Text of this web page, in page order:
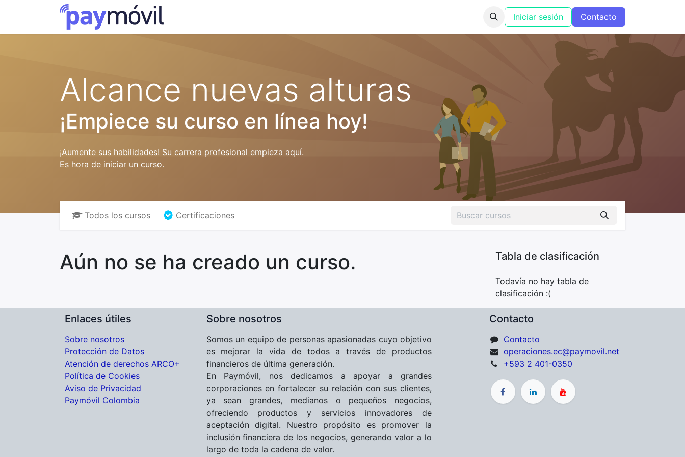
Iniciar sesión Contacto
Alcance nuevas alturas
¡Empiece su curso en línea hoy!
¡Aumente sus habilidades! Su carrera profesional empieza aquí.
Es hora de iniciar un curso.
Todos los cursos Certificaciones
Tabla de clasificación
Todavía no hay tabla de
clasificación :(
Aún no se ha creado un curso.
Enlaces útiles
Sobre nosotros
Protección de Datos
Atención de derechos ARCO+
Política de Cookies
Aviso de Privacidad
Paymóvil Colombia
Contacto
Contacto
operaciones.ec@paymovil.net
+593 2 401-0350
Sobre nosotros
Somos un equipo de personas apasionadas cuyo objetivo
es mejorar la vida de todos a través de productos
financieros de última generación.
En Paymóvil, nos dedicamos a apoyar a grandes
corporaciones en fortalecer su relación con sus clientes,
ya sean grandes, medianos o pequeños negocios,
ofreciendo productos y servicios innovadores de
aceptación digital. Nuestro propósito es promover la
inclusión financiera de los negocios, generando valor a lo
largo de toda la cadena de valor.